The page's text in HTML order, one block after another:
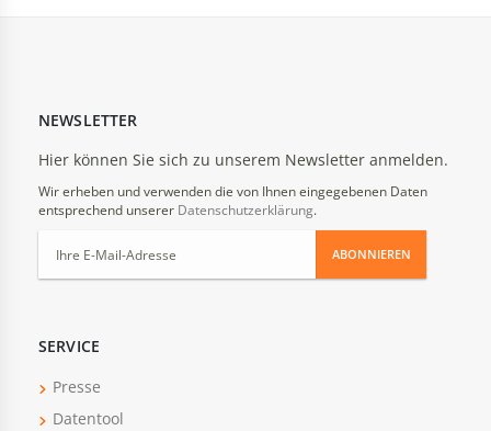
NEWSLETTER
Hier können Sie sich zu unserem Newsletter anmelden.
Wir erheben und verwenden die von Ihnen eingegebenen Daten
entsprechend unserer Datenschutzerklärung.
ABONNIEREN
SERVICE
Presse
Datentool